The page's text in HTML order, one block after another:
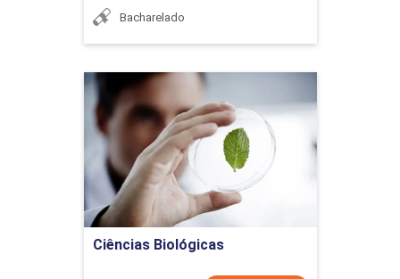
Bacharelado
Ciências Biológicas
Ciências Biológicas
Detalhes do curso
Ir para Inscrição